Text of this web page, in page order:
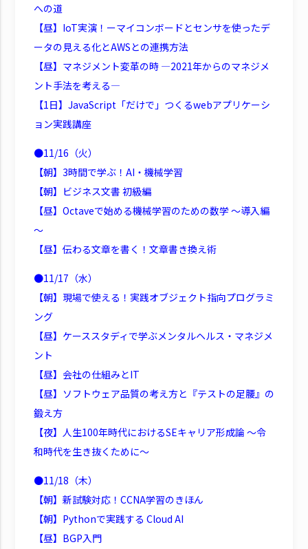
への道
【昼】IoT実演！ーマイコンボードとセンサを使ったデ
ータの見える化とAWSとの連携方法
【昼】マネジメント変革の時 ―2021年からのマネジメ
ント手法を考える―
【1日】JavaScript「だけで」つくるwebアプリケーシ
ョン実践講座
●11/16（火）
【朝】3時間で学ぶ！AI・機械学習
【朝】ビジネス文書 初級編
【昼】Octaveで始める機械学習のための数学 ～導入編
～
【昼】伝わる文章を書く！文章書き換え術
●11/17（水）
【朝】現場で使える！実践オブジェクト指向プログラミ
ング
【昼】ケーススタディで学ぶメンタルヘルス・マネジメ
ント
【昼】会社の仕組みとIT
【昼】ソフトウェア品質の考え方と『テストの足腰』の
鍛え方
【夜】人生100年時代におけるSEキャリア形成論 ～令
和時代を生き抜くために～
●11/18（木）
【朝】新試験対応！CCNA学習のきほん
【朝】Pythonで実践する Cloud AI
【昼】BGP入門